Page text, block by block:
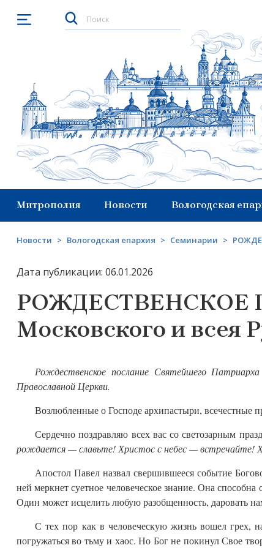
Открыть меню
Митрополия Новости Вологодская
Новости > Вологодская епархия > Семинарии >
Дата публикации: 06.01.2026
РОЖДЕСТВЕНСКОЕ
Московского и всея
Рождественское послание Святейшего
Православной Церкви.
Возлюбленные о Господе архипастыри, всечестные
Сердечно поздравляю всех вас со светозарным
рождается — славьте! Христос с небес — встречайте!
Апостол Павел назвал свершившееся событие
ней меркнет суетное человеческое знание. Она
Один может исцелить любую разобщенность, даровать
С тех пор как в человеческую жизнь вошел грех,
погружаться во тьму и хаос. Но Бог не покинул Свое